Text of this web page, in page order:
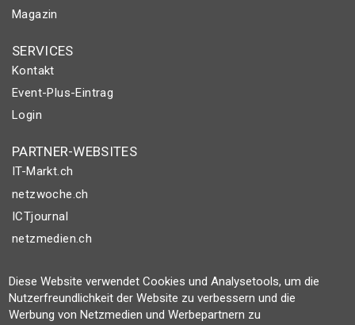
Magazin
SERVICES
Kontakt
Event-Plus-Eintrag
Login
PARTNER-WEBSITES
IT-Markt.ch
netzwoche.ch
ICTjournal
netzmedien.ch
© NETZMEDIEN AG 2026
Impressum
AGB
Diese Website verwendet Cookies und Analysetools, um die
Nutzerfreundlichkeit der Website zu verbessern und die
Werbung von Netzmedien und Werbepartnern zu